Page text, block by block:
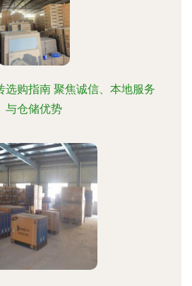
选购指南 聚焦诚信、本地服务
与仓储优势